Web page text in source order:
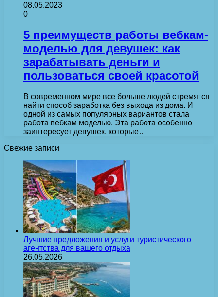
08.05.2023
0
5 преимуществ работы вебкам-
моделью для девушек: как
зарабатывать деньги и
пользоваться своей красотой
В современном мире все больше людей стремятся
найти способ заработка без выхода из дома. И
одной из самых популярных вариантов стала
работа вебкам моделью. Эта работа особенно
заинтересует девушек, которые…
Свежие записи
Лучшие предложения и услуги туристического
агентства для вашего отдыха
26.05.2026